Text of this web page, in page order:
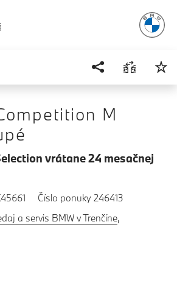
M
vrátane 24 mesačnej
Číslo ponuky 246413
a servis BMW v Trenčíne,